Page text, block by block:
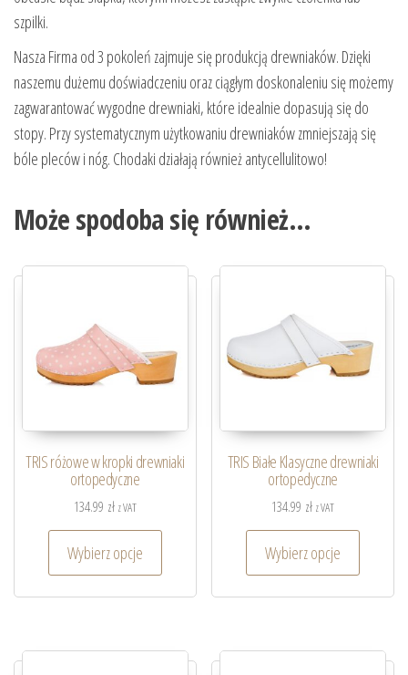
szpilki.
Nasza Firma od 3 pokoleń zajmuje się produkcją drewniaków. Dzięki
naszemu dużemu doświadczeniu oraz ciągłym doskonaleniu się możemy
zagwarantować wygodne drewniaki, które idealnie dopasują się do
stopy. Przy systematycznym użytkowaniu drewniaków zmniejszają się
bóle pleców i nóg. Chodaki działają również antycellulitowo!
Może spodoba się również…
TRIS różowe w kropki drewniaki
ortopedyczne
134.99 zł z VAT
Wybierz opcje
TRIS Białe Klasyczne drewniaki
ortopedyczne
134.99 zł z VAT
Wybierz opcje